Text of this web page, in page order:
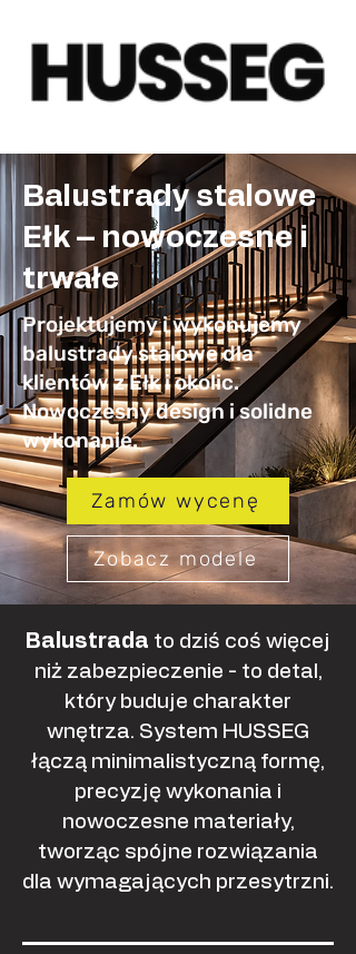
Balustrady stalowe
Ełk – nowoczesne i
trwałe
Projektujemy i wykonujemy
balustrady stalowe dla
klientów z Ełk i okolic.
Nowoczesny design i solidne
wykonanie.
Zamów wycenę
Zobacz modele
Balustrada to dziś coś więcej
niż zabezpieczenie - to detal,
który buduje charakter
wnętrza. System HUSSEG
łączą minimalistyczną formę,
precyzję wykonania i
nowoczesne materiały,
tworząc spójne rozwiązania
dla wymagających przesytrzni.